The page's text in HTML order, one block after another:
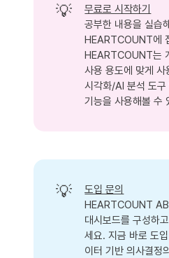
💡
무료로 시작하기
공부한 내용을 실습
HEARTCOUNT에
HEARTCOUNT는
사용 용도에 맞게 사
시각화/AI 분석 도
기능을 사용해볼 수
💡
도입 문의
HEARTCOUNT
대시보드를 구성하
세요. 지금 바로 도
이터 기반 의사결정